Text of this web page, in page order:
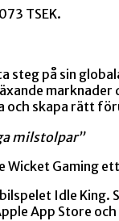
TSEK.
steg på sin
och skapa rätt
milstolpar”
Gaming
Idle King.
App Store